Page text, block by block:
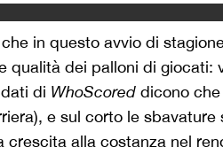
in questo avvio di
qualità dei palloni di giocati:
di WhoScored dicono
e sul corto le sbavature
crescita alla costanza nel